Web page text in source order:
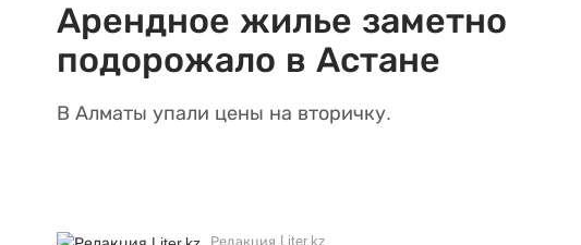
Арендное жилье заметно
подорожало в Астане
В Алматы упали цены на вторичку.